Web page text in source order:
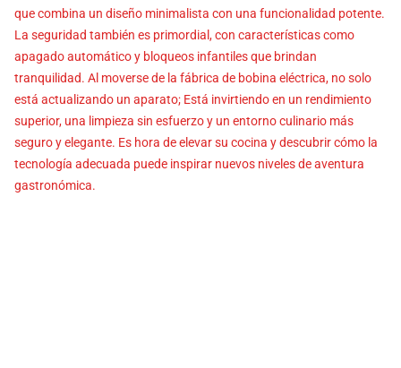
que combina un diseño minimalista con una funcionalidad potente.
La seguridad también es primordial, con características como
apagado automático y bloqueos infantiles que brindan
tranquilidad. Al moverse de la fábrica de bobina eléctrica, no solo
está actualizando un aparato; Está invirtiendo en un rendimiento
superior, una limpieza sin esfuerzo y un entorno culinario más
seguro y elegante. Es hora de elevar su cocina y descubrir cómo la
tecnología adecuada puede inspirar nuevos niveles de aventura
gastronómica.